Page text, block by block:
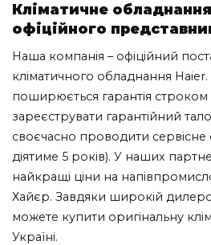
Кліматичне
офіційного
Наша компанія – офіційний
кліматичного обладнання
поширюється гарантія строком
зареєструвати гарантійний
своєчасно проводити сервісне
діятиме 5 років). У наших
найкращі ціни на
Хайєр. Завдяки широкій
можете купити оригінальну
Україні.